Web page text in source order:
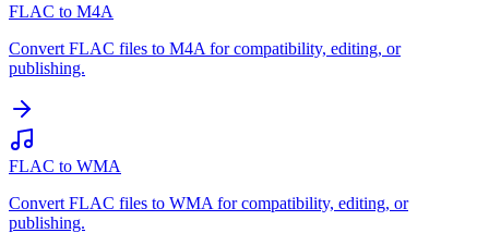
FLAC to M4A
Convert FLAC files to M4A for compatibility, editing, or
publishing.
FLAC to WMA
Convert FLAC files to WMA for compatibility, editing, or
publishing.